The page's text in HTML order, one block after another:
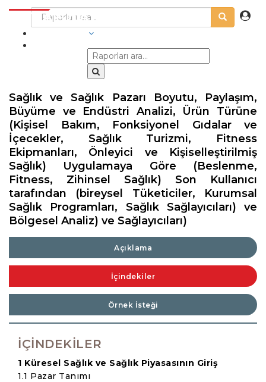
Sağlık ve Sağlık Pazarı Boyutu, Paylaşım,
Büyüme ve Endüstri Analizi, Ürün Türüne
(Kişisel Bakım, Fonksiyonel Gıdalar ve
İçecekler, Sağlık Turizmi, Fitness
Ekipmanları, Önleyici ve Kişiselleştirilmiş
Sağlık) Uygulamaya Göre (Beslenme,
Fitness, Zihinsel Sağlık) Son Kullanıcı
tarafından (bireysel Tüketiciler, Kurumsal
Sağlık Programları, Sağlık Sağlayıcıları) ve
Bölgesel Analiz) ve Sağlayıcıları)
Açıklama
İçindekiler
Örnek İsteği
İÇINDEKILER
1 Küresel Sağlık ve Sağlık Piyasasının Giriş
1.1 Pazar Tanımı